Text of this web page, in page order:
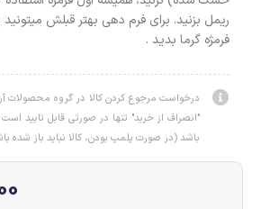
ریمل بزنید. برای فرم دهی بهتر قبلش
فرمژه گرما بدید .
درخواست مرجوع کردن کالا در گروه محصولات
"انصراف از خرید" تنها در صورتی قابل تایید است
باشد (در صورت پلمپ بودن، کالا نباید باز شده